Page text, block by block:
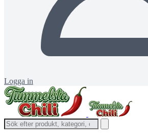
Logga in